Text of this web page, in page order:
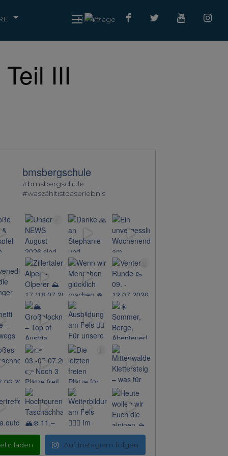
NEWS
III
bmsbergschule
#bmsbergschule
#waszähltistdaserlebnis
laden Auf Instagram folgen